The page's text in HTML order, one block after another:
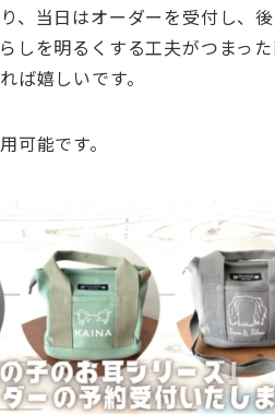
、当日はオーダーを受付し、
しを明るくする工夫がつまっ
ば嬉しいです。
可能です。